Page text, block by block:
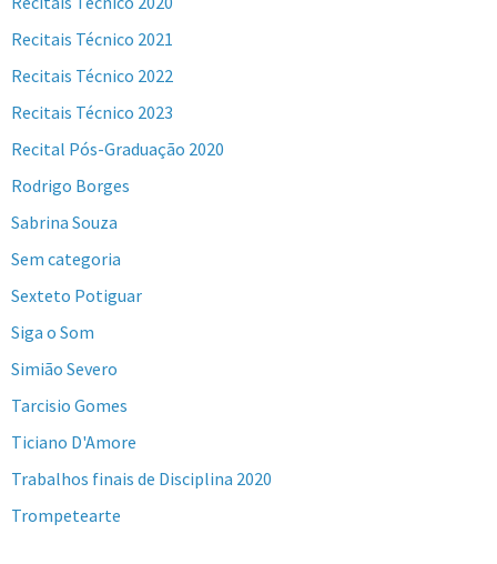
Recitais Técnico 2021
Recitais Técnico 2022
Recitais Técnico 2023
Recital Pós-Graduação 2020
Rodrigo Borges
Sabrina Souza
Sem categoria
Sexteto Potiguar
Siga o Som
Simião Severo
Tarcisio Gomes
Ticiano D'Amore
Trabalhos finais de Disciplina 2020
Trompetearte